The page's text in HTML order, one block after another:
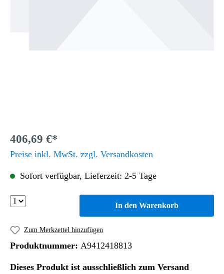
406,69 €*
Preise inkl. MwSt. zzgl. Versandkosten
Sofort verfügbar, Lieferzeit: 2-5 Tage
In den Warenkorb
Zum Merkzettel hinzufügen
Produktnummer: A9412418813
Dieses Produkt ist ausschließlich zum Versand